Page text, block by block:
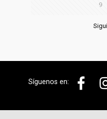
9
Síguenos en: